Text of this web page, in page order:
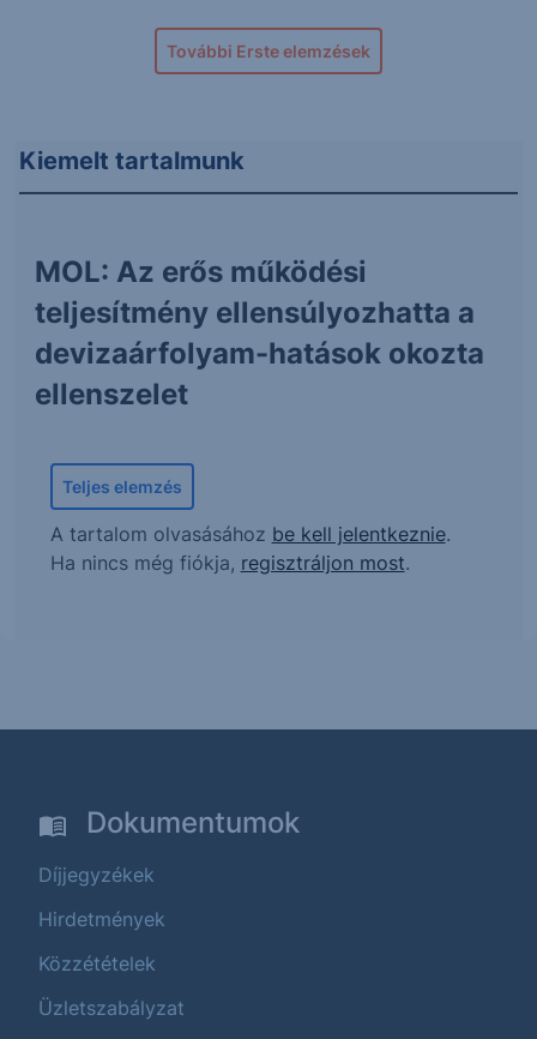
További Erste elemzések
Kiemelt tartalmunk
MOL: Az erős működési
teljesítmény ellensúlyozhatta a
devizaárfolyam-hatások okozta
ellenszelet
Teljes elemzés
A tartalom olvasásához be kell jelentkeznie.
Ha nincs még fiókja, regisztráljon most.
Dokumentumok
Díjjegyzékek
Hirdetmények
Közzétételek
Üzletszabályzat